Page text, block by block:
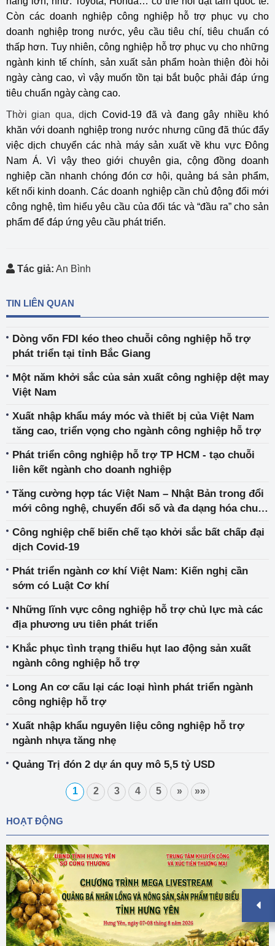
Còn các doanh nghiệp công nghiệp hỗ trợ phục vụ cho
doanh nghiệp trong nước, yêu cầu tiêu chí, tiêu chuẩn có
thấp hơn. Tuy nhiên, công nghiệp hỗ trợ phục vụ cho những
ngành kinh tế chính, sản xuất sản phẩm hoàn thiện đòi hỏi
ngày càng cao, vì vậy muốn tồn tại bắt buộc phải đáp ứng
tiêu chuẩn ngày càng cao.
Thời gian qua, dịch Covid-19 đã và đang gây nhiều khó
khăn với doanh nghiệp trong nước nhưng cũng đã thúc đẩy
việc dịch chuyển các nhà máy sản xuất về khu vực Đông
Nam Á. Vì vậy theo giới chuyên gia, cộng đồng doanh
nghiệp cần nhanh chóng đón cơ hội, quảng bá sản phẩm,
kết nối kinh doanh. Các doanh nghiệp cần chủ động đổi mới
công nghệ, tìm hiểu yêu cầu của đối tác và “đầu ra” cho sản
phẩm để đáp ứng yêu cầu phát triển.
Tác giả: An Bình
TIN LIÊN QUAN
Dòng vốn FDI kéo theo chuỗi công nghiệp hỗ trợ
phát triển tại tỉnh Bắc Giang
Một năm khởi sắc của sản xuất công nghiệp dệt may
Việt Nam
Xuất nhập khẩu máy móc và thiết bị của Việt Nam
tăng cao, triển vọng cho ngành công nghiệp hỗ trợ
Phát triển công nghiệp hỗ trợ TP HCM - tạo chuỗi
liên kết ngành cho doanh nghiệp
Tăng cường hợp tác Việt Nam – Nhật Bản trong đổi
mới công nghệ, chuyển đổi số và đa dạng hóa chuỗi
Công nghiệp chế biến chế tạo khởi sắc bất chấp đại
dịch Covid-19
Phát triển ngành cơ khí Việt Nam: Kiến nghị cần
sớm có Luật Cơ khí
Những lĩnh vực công nghiệp hỗ trợ chủ lực mà các
địa phương ưu tiên phát triển
Khắc phục tình trạng thiếu hụt lao động sản xuất
ngành công nghiệp hỗ trợ
Long An cơ cấu lại các loại hình phát triển ngành
công nghiệp hỗ trợ
Xuất nhập khẩu nguyên liệu công nghiệp hỗ trợ
ngành nhựa tăng nhẹ
Quảng Trị đón 2 dự án quy mô 5,5 tỷ USD
1 2 3 4 5 » »»
HOẠT ĐỘNG